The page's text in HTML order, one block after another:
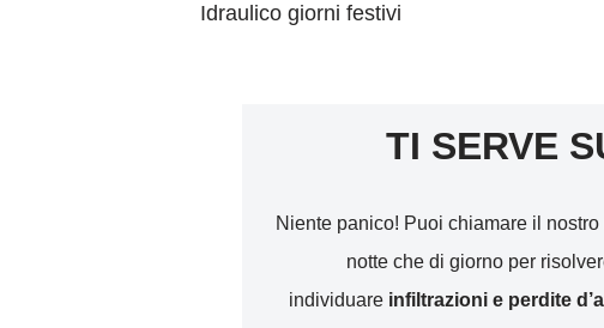
Idraulico giorni festivi
TI SERVE
Niente panico! Puoi chiamare il
notte che di giorno per
individuare infiltrazioni e perdite